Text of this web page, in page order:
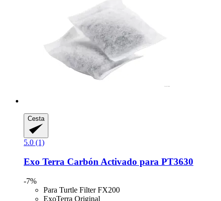
Cesta
5.0 (1)
Exo Terra Carbón Activado para PT3630
-7%
Para Turtle Filter FX200
ExoTerra Original